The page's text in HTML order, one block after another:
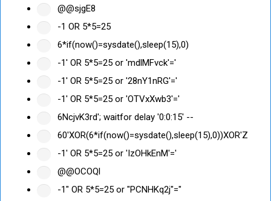
@@sjgE8
-1 OR 5*5=25
6*if(now()=sysdate(),sleep(15),0)
-1' OR 5*5=25 or 'mdlMFvck'='
-1' OR 5*5=25 or '28nY1nRG'='
-1' OR 5*5=25 or 'OTVxXwb3'='
6NcjvK3rd'; waitfor delay '0:0:15' --
60'XOR(6*if(now()=sysdate(),sleep(15),0))XOR'Z
-1' OR 5*5=25 or 'IzOHkEnM'='
@@OCOQl
-1" OR 5*5=25 or "PCNHKq2j"="